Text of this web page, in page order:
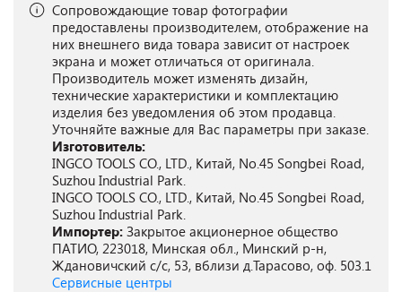
Сопровождающие товар фотографии
предоставлены производителем, отображение на
них внешнего вида товара зависит от настроек
экрана и может отличаться от оригинала.
Производитель может изменять дизайн,
технические характеристики и комплектацию
изделия без уведомления об этом продавца.
Уточняйте важные для Вас параметры при заказе.
Изготовитель:
INGCO TOOLS CO., LTD., Китай, No.45 Songbei Road,
Suzhou Industrial Park.
INGCO TOOLS CO., LTD., Китай, No.45 Songbei Road,
Suzhou Industrial Park.
Импортер: Закрытое акционерное общество
ПАТИО, 223018, Минская обл., Минский р-н,
Ждановичский с/с, 53, вблизи д.Тарасово, оф. 503.1
Сервисные центры